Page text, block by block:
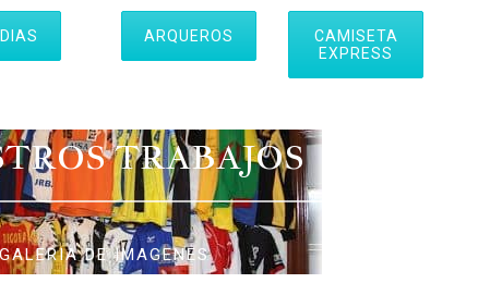
ARQUEROS
CAMISETA
EXPRESS
TRABAJOS
GALERIA DE IMAGENES